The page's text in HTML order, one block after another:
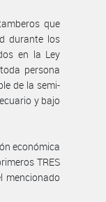
que
durante los
en la Ley
persona
de la semi-
y bajo
económica
TRES
mencionado